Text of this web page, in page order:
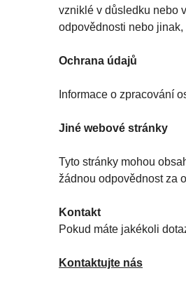
vzniklé v důsledku nebo
odpovědnosti nebo
Ochrana údajů
Informace o zpracování
Jiné webové stránky
Tyto stránky mohou
žádnou odpovědnost za
Kontakt
Pokud máte jakékoli
Kontaktujte nás